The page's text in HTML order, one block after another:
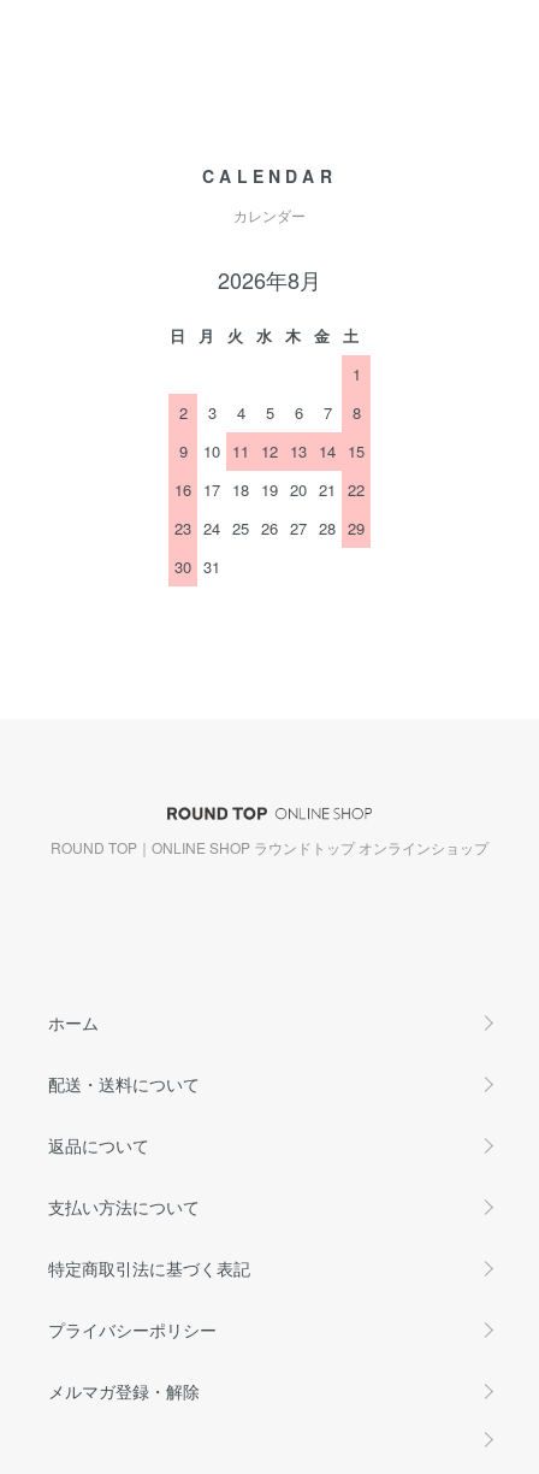
CALENDAR
カレンダー
2026年8月
日 月 火 水 木 金 土
1
2
3 4 5 6 7
8
9
10 11 12 13 14 15
16 17 18 19 20 21
22
23 24 25 26 27 28 29
30 31
ROUND TOP｜ONLINE SHOP ラウンドトップ オンラインショップ
ホーム
配送・送料について
返品について
支払い方法について
特定商取引法に基づく表記
プライバシーポリシー
メルマガ登録・解除